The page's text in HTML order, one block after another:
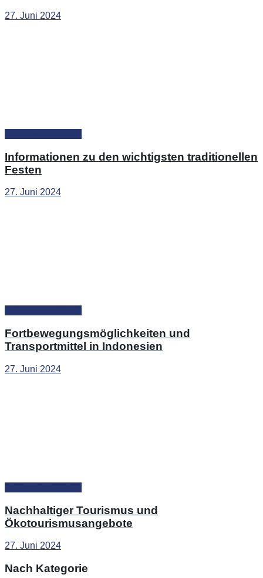
27. Juni 2024
Informationen zu den wichtigsten traditionellen
Festen
27. Juni 2024
Fortbewegungsmöglichkeiten und
Transportmittel in Indonesien
27. Juni 2024
Nachhaltiger Tourismus und
Ökotourismusangebote
27. Juni 2024
Nach Kategorie